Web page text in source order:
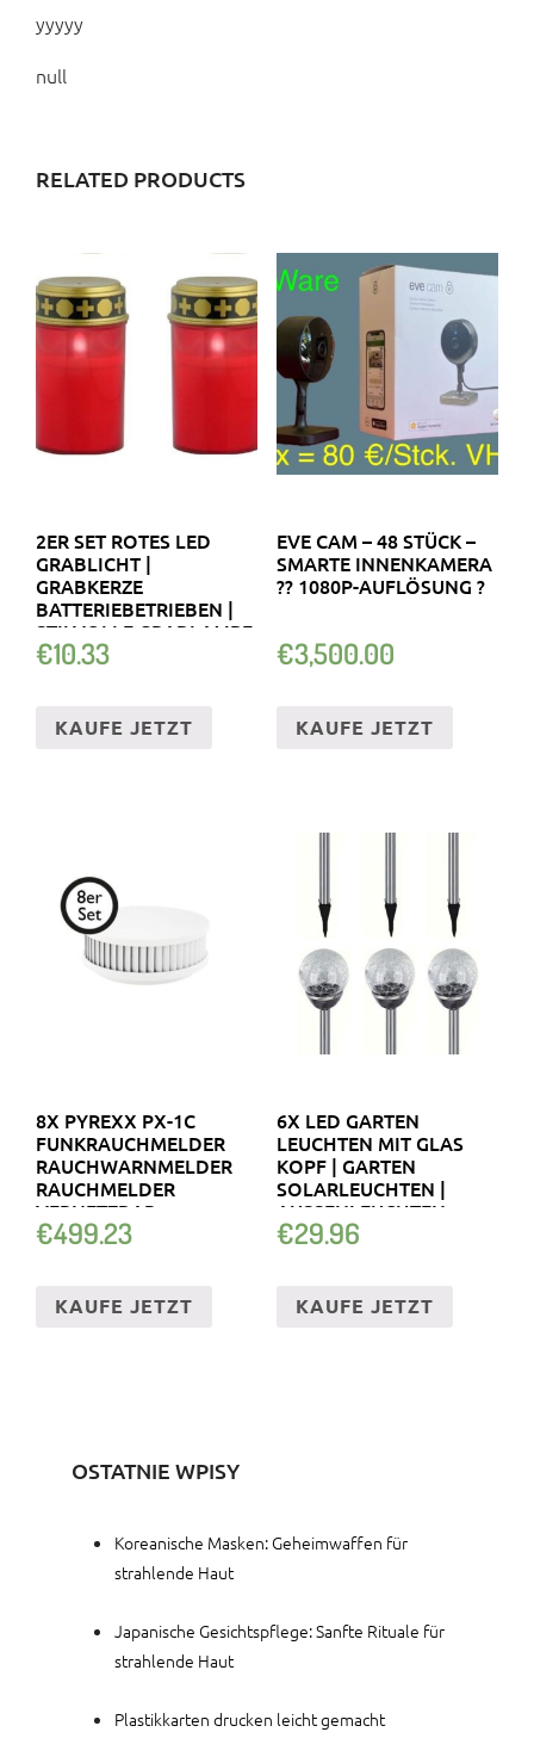
yyyyy
null
RELATED PRODUCTS
2ER SET ROTES LED
GRABLICHT |
GRABKERZE
BATTERIEBETRIEBEN |
STILVOLLE GRABLAMPE
€10.33
KAUFE JETZT
EVE CAM – 48 STÜCK –
SMARTE INNENKAMERA
?? 1080P-AUFLÖSUNG ?
€3,500.00
KAUFE JETZT
8X PYREXX PX-1C
FUNKRAUCHMELDER
RAUCHWARNMELDER
RAUCHMELDER
VERNETZBAR
€499.23
KAUFE JETZT
6X LED GARTEN
LEUCHTEN MIT GLAS
KOPF | GARTEN
SOLARLEUCHTEN |
AUSSENLEUCHTEN
€29.96
KAUFE JETZT
OSTATNIE WPISY
Koreanische Masken: Geheimwaffen für
strahlende Haut
Japanische Gesichtspflege: Sanfte Rituale für
strahlende Haut
Plastikkarten drucken leicht gemacht